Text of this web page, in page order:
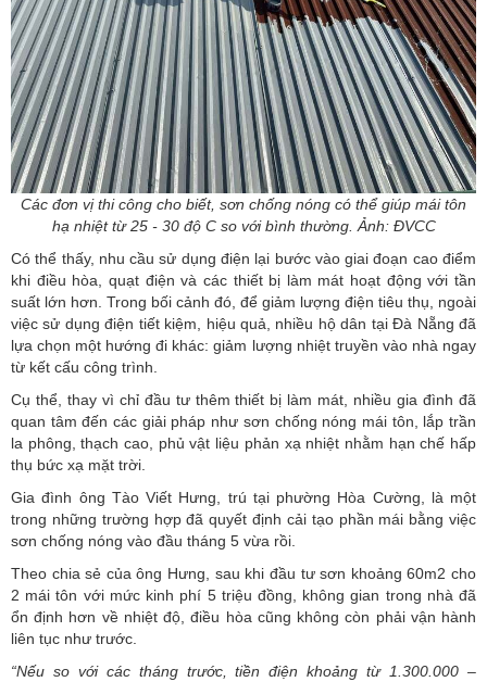
Các đơn vị thi công cho biết, sơn chống nóng có thể giúp mái tôn
hạ nhiệt từ 25 - 30 độ C so với bình thường. Ảnh: ĐVCC
Có thể thấy, nhu cầu sử dụng điện lại bước vào giai đoạn cao điểm
khi điều hòa, quạt điện và các thiết bị làm mát hoạt động với tần
suất lớn hơn. Trong bối cảnh đó, để giảm lượng điện tiêu thụ, ngoài
việc sử dụng điện tiết kiệm, hiệu quả, nhiều hộ dân tạiĐà Nẵng đã
lựa chọn một hướng đi khác: giảm lượng nhiệt truyền vào nhà ngay
từ kết cấu công trình.
Cụ thể, thay vì chỉ đầu tư thêm thiết bị làm mát, nhiều gia đình đã
quan tâm đến các giải pháp như sơn chống nóng mái tôn, lắp trần
la phông, thạch cao, phủ vật liệu phản xạ nhiệt nhằm hạn chế hấp
thụ bức xạ mặt trời.
Gia đình ông Tào Viết Hưng, trú tại phường Hòa Cường, là một
trong những trường hợp đã quyết định cải tạo phần mái bằng việc
sơn chống nóng vào đầu tháng 5 vừa rồi.
Theo chia sẻ của ông Hưng, sau khi đầu tư sơn khoảng 60m2 cho
2 mái tôn với mức kinh phí 5 triệu đồng, không gian trong nhà đã
ổn định hơn về nhiệt độ, điều hòa cũng không còn phải vận hành
liên tục như trước.
“Nếu so với các tháng trước, tiền điện khoảng từ 1.300.000 –